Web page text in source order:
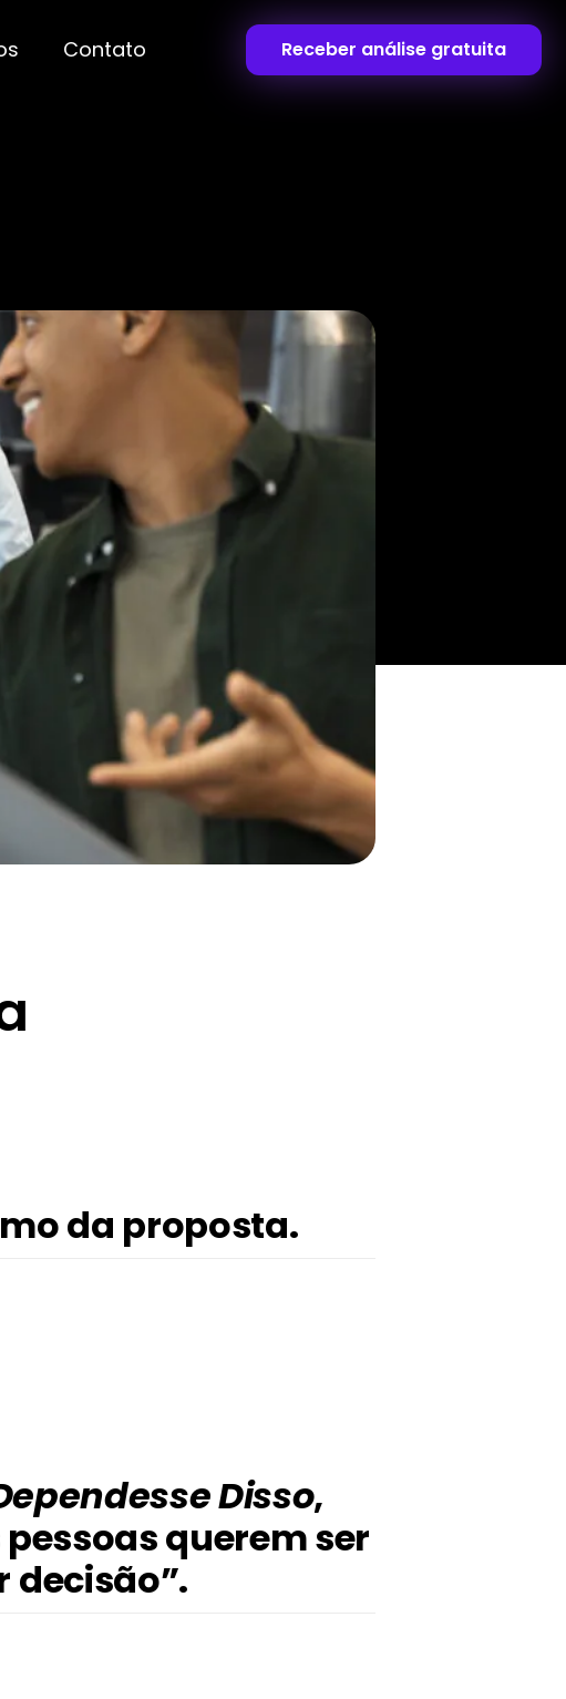
Contato Receber análise gratuita
da proposta.
Disso,
querem ser